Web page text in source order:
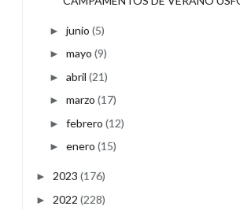
► junio (5)
► mayo (9)
► abril (21)
► marzo (17)
► febrero (12)
► enero (15)
► 2023 (176)
► 2022 (228)